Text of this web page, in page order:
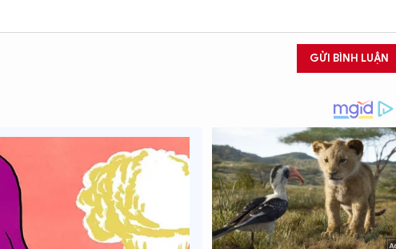
GỬI BÌNH LUẬN